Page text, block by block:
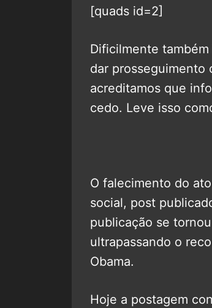
[quads id=2]
Dificilmente
dar prosseguimento
acreditamos que
cedo. Leve isso
O falecimento do
social, post
publicação se
ultrapassando o
Obama.
Hoje a postagem